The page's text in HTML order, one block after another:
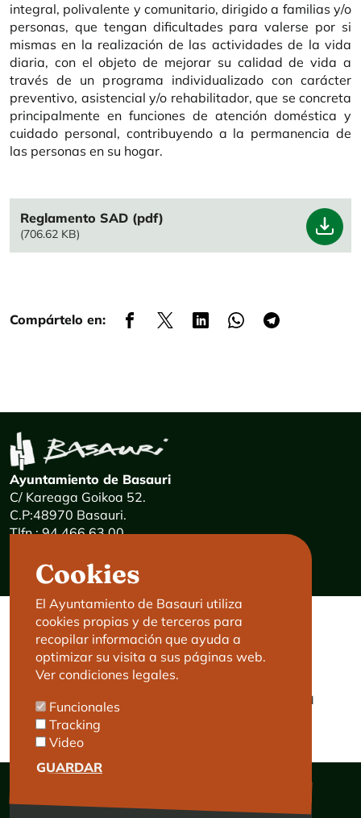
integral, polivalente y comunitario, dirigido a familias y/o
personas, que tengan dificultades para valerse por si
mismas en la realización de las actividades de la vida
diaria, con el objeto de mejorar su calidad de vida a
través de un programa individualizado con carácter
preventivo, asistencial y/o rehabilitador, que se concreta
principalmente en funciones de atención doméstica y
cuidado personal, contribuyendo a la permanencia de
las personas en su hogar.
File
Reglamento SAD (pdf)
(706.62 KB)
Compártelo en:
Cookies
El Ayuntamiento de Basauri utiliza
cookies propias y de terceros para
recopilar información que ayuda a
optimizar su visita a sus páginas web.
Ver condiciones legales.
Funcionales
Tracking
Video
GUARDAR
Ayuntamiento de Basauri
C/ Kareaga Goikoa 52.
C.P:48970 Basauri.
Tlfn.: 94 466 63 00
E-mail: haz@basauri.eus
CONTACTO
Basauri le atiende
Cita previa
LEGAL
Aviso legal
Política de privacidad